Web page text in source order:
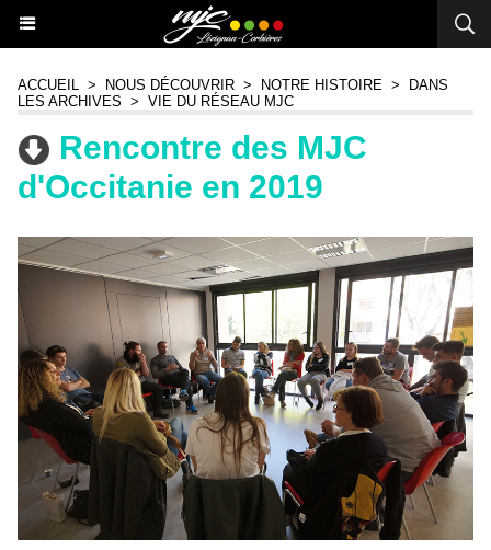
ACCUEIL > NOUS DÉCOUVRIR > NOTRE HISTOIRE >
DANS
LES ARCHIVES > VIE DU RÉSEAU MJC
Rencontre des MJC
d'Occitanie en 2019